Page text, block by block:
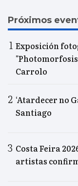
Próximos
Exposición
Carrolo
‘Atardecer no
Santiago
Costa Feira
artistas